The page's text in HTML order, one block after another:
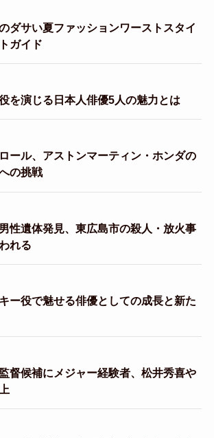
ダサい夏ファッションワーストスタイ
ガイド
を演じる日本人俳優5人の魅力とは
ール、アストンマーティン・ホンダの
の挑戦
性遺体発見、東広島市の殺人・放火事
れる
ー役で魅せる俳優としての成長と新た
督候補にメジャー経験者、松井秀喜や